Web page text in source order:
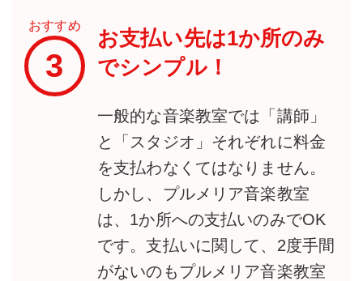
おすすめ
3
お支払い先は1か所のみ
でシンプル！
一般的な音楽教室では「講師」
と「スタジオ」それぞれに料金
を支払わなくてはなりません。
しかし、プルメリア音楽教室
は、1か所への支払いのみでOK
です。支払いに関して、2度手間
がないのもプルメリア音楽教室